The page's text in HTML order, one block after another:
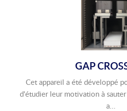
GAP
Cet appareil a été développé
d'étudier leur motivation à
a...